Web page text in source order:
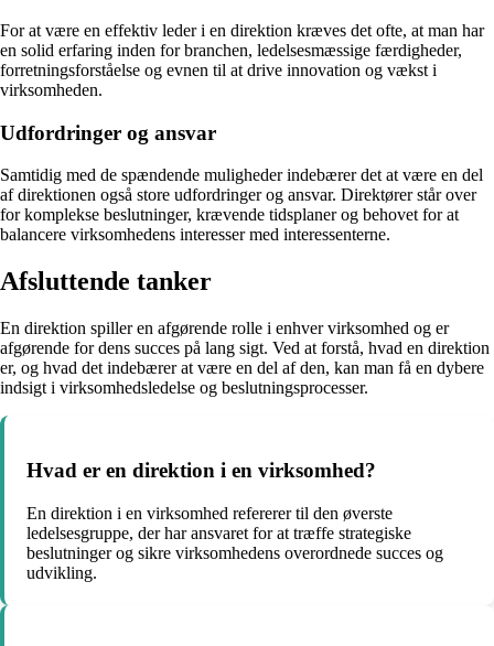
For at være en effektiv leder i en direktion kræves det ofte, at man har
en solid erfaring inden for branchen, ledelsesmæssige færdigheder,
forretningsforståelse og evnen til at drive innovation og vækst i
virksomheden.
Udfordringer og ansvar
Samtidig med de spændende muligheder indebærer det at være en del
af direktionen også store udfordringer og ansvar. Direktører står over
for komplekse beslutninger, krævende tidsplaner og behovet for at
balancere virksomhedens interesser med interessenterne.
Afsluttende tanker
En direktion spiller en afgørende rolle i enhver virksomhed og er
afgørende for dens succes på lang sigt. Ved at forstå, hvad en direktion
er, og hvad det indebærer at være en del af den, kan man få en dybere
indsigt i virksomhedsledelse og beslutningsprocesser.
Hvad er en direktion i en virksomhed?
En direktion i en virksomhed refererer til den øverste
ledelsesgruppe, der har ansvaret for at træffe strategiske
beslutninger og sikre virksomhedens overordnede succes og
udvikling.